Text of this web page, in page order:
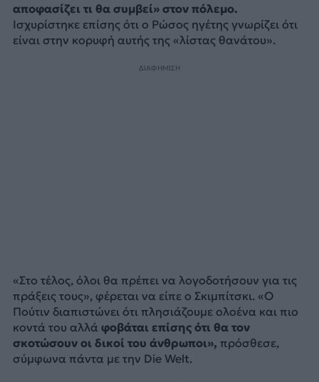
αποφασίζει τι θα συμβεί» στον πόλεμο.
Ισχυρίστηκε επίσης ότι ο Ρώσος ηγέτης γνωρίζει ότι
είναι στην κορυφή αυτής της «λίστας θανάτου».
ΔΙΑΦΗΜΙΣΗ
«Στο τέλος, όλοι θα πρέπει να λογοδοτήσουν για τις
πράξεις τους», φέρεται να είπε ο Σκιμπίτσκι. «Ο
Πούτιν διαπιστώνει ότι πλησιάζουμε ολοένα και πιο
κοντά του αλλά φοβάται επίσης ότι θα τον
σκοτώσουν οι δικοί του άνθρωποι», πρόσθεσε,
σύμφωνα πάντα με την Die Welt.